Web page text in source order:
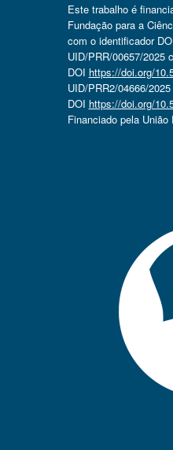
Este trabalho é
Fundação para a
com o identificador
UID/PRR/00657/2025
DOI https://doi.org/
UID/PRR2/04666/
DOI https://doi.org/
Financiado pela